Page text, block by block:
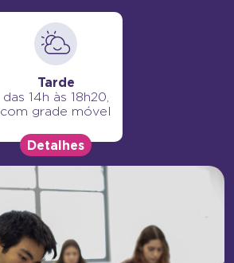
Tarde
das 14h às 18h20,
com grade móvel
Detalhes